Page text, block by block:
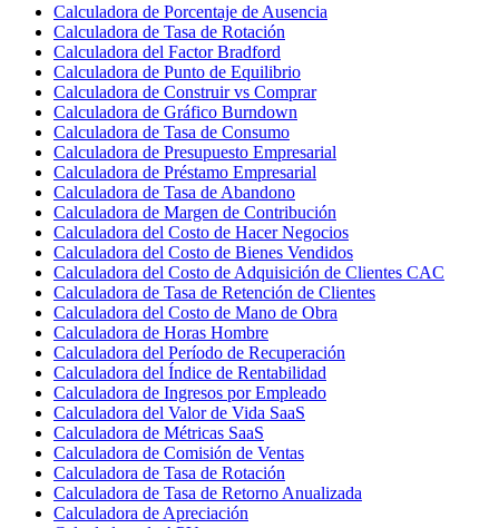
Calculadora de Porcentaje de Ausencia
Calculadora de Tasa de Rotación
Calculadora del Factor Bradford
Calculadora de Punto de Equilibrio
Calculadora de Construir vs Comprar
Calculadora de Gráfico Burndown
Calculadora de Tasa de Consumo
Calculadora de Presupuesto Empresarial
Calculadora de Préstamo Empresarial
Calculadora de Tasa de Abandono
Calculadora de Margen de Contribución
Calculadora del Costo de Hacer Negocios
Calculadora del Costo de Bienes Vendidos
Calculadora del Costo de Adquisición de Clientes CAC
Calculadora de Tasa de Retención de Clientes
Calculadora del Costo de Mano de Obra
Calculadora de Horas Hombre
Calculadora del Período de Recuperación
Calculadora del Índice de Rentabilidad
Calculadora de Ingresos por Empleado
Calculadora del Valor de Vida SaaS
Calculadora de Métricas SaaS
Calculadora de Comisión de Ventas
Calculadora de Tasa de Rotación
Calculadora de Tasa de Retorno Anualizada
Calculadora de Apreciación